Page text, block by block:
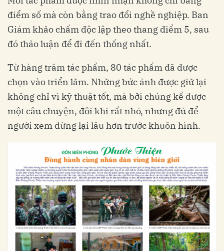
điểm số mà còn bằng trao đổi nghề nghiệp. Ban
Giám khảo chấm độc lập theo thang điểm 5, sau
đó thảo luận để đi đến thống nhất.
Từ hàng trăm tác phẩm, 80 tác phẩm đã được
chọn vào triển lãm. Những bức ảnh được giữ lại
không chỉ vì kỹ thuật tốt, mà bởi chúng kể được
một câu chuyện, đôi khi rất nhỏ, nhưng đủ để
người xem dừng lại lâu hơn trước khuôn hình.